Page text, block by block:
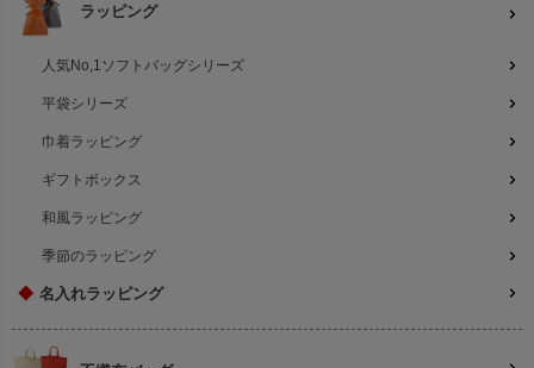
ラッピング
人気No,1ソフトバッグシリーズ
平袋シリーズ
巾着ラッピング
ギフトボックス
和風ラッピング
季節のラッピング
◆ 名入れラッピング